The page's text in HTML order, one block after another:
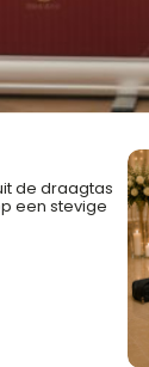
de draagtas
een stevige